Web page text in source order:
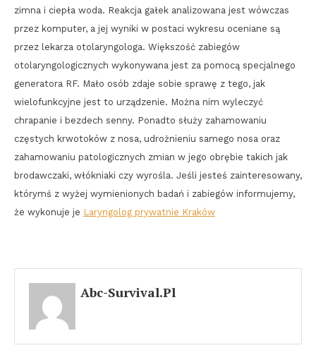
zimna i ciepła woda. Reakcja gałek analizowana jest wówczas
przez komputer, a jej wyniki w postaci wykresu oceniane są
przez lekarza otolaryngologa. Większość zabiegów
otolaryngologicznych wykonywana jest za pomocą specjalnego
generatora RF. Mało osób zdaje sobie sprawę z tego, jak
wielofunkcyjne jest to urządzenie. Można nim wyleczyć
chrapanie i bezdech senny. Ponadto służy zahamowaniu
częstych krwotoków z nosa, udrożnieniu samego nosa oraz
zahamowaniu patologicznych zmian w jego obrębie takich jak
brodawczaki, włókniaki czy wyrośla. Jeśli jesteś zainteresowany,
którymś z wyżej wymienionych badań i zabiegów informujemy,
że wykonuje je Laryngolog prywatnie Kraków
Abc-Survival.pl